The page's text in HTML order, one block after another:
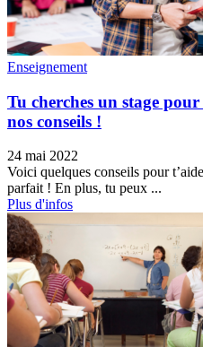
Enseignement
Tu cherches un stage
nos conseils !
24 mai 2022
Voici quelques conseils pour
parfait ! En plus, tu peux ...
Plus d'infos